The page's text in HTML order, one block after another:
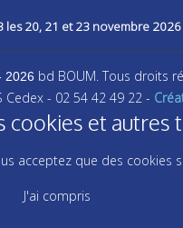
les 20, 21 et 23 novembre 2026
2026 bd BOUM. Tous droits
Cedex - 02 54 42 49 22 -
cookies et
acceptez que des cookies
J'ai compris